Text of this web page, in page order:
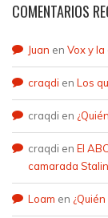
COMENTARIOS
Juan en Vox y
craqdi en Los
craqdi en
craqdi en El
camarada Stalin
Loam en